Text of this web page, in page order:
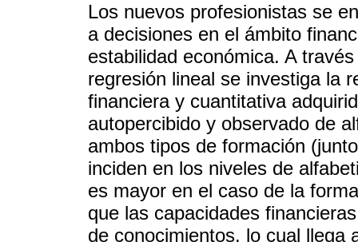
Los nuevos profesionistas se
a decisiones en el ámbito
estabilidad económica. A
regresión lineal se investiga la
financiera y cuantitativa
autopercibido y observado de
ambos tipos de formación
inciden en los niveles de
es mayor en el caso de la
que las capacidades
de conocimientos, lo cual llega